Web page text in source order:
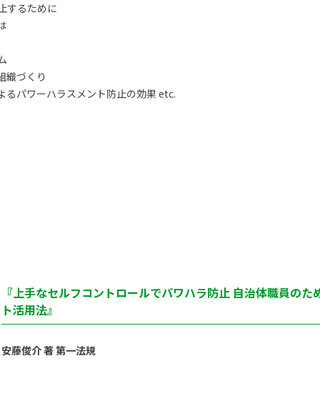
するために
織づくり
るパワーハラスメント防止の効果 etc.
『上手なセルフコントロールでパワハラ防止 自治体職員の
ト活用法』
安藤俊介 著 第一法規